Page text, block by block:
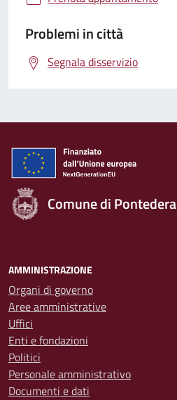
Problemi in città
Segnala disservizio
Comune di Pontedera
AMMINISTRAZIONE
Organi di governo
Aree amministrative
Uffici
Enti e fondazioni
Politici
Personale amministrativo
Documenti e dati